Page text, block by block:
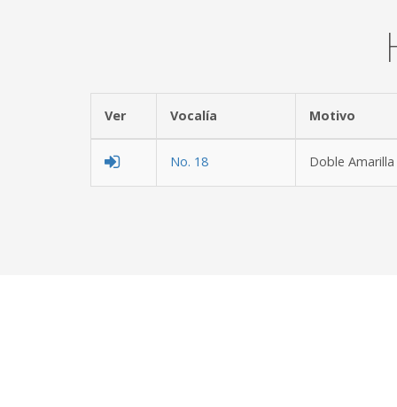
Ver Vocalía
No. 18 Doble Amarilla